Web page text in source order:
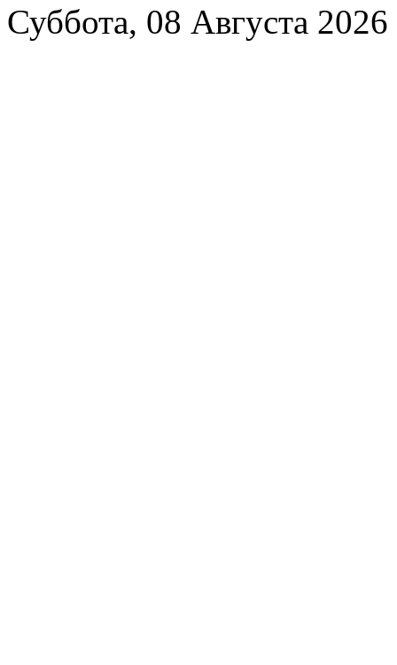
Суббота, 08 Августа 2026